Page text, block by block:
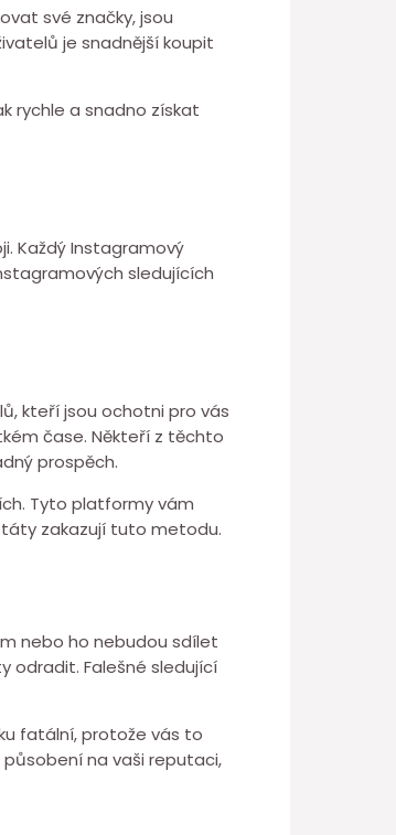
své značky, jsou
je snadnější koupit
rychle a snadno získat
Každý Instagramový
sledujících
kteří jsou ochotni pro vás
čase. Někteří z těchto
prospěch.
Tyto platformy vám
zakazují tuto metodu.
nebo ho nebudou sdílet
odradit. Falešné sledující
fatální, protože vás to
na vaši reputaci,